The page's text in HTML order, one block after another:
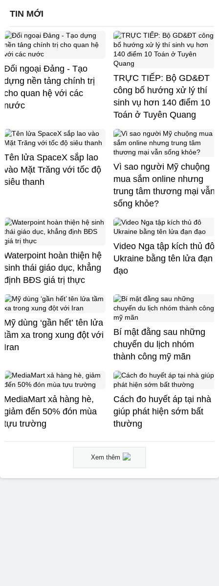
TIN MỚI
Đối ngoại Đảng - Tạo
dựng nền tảng chính trị
cho quan hệ với các
nước
TRỰC TIẾP: Bộ GD&ĐT
công bố hướng xử lý thí
sinh vụ hơn 140 điểm 10
Toán ở Tuyên Quang
Tên lửa SpaceX sắp lao
vào Mặt Trăng với tốc độ
siêu thanh
Vì sao người Mỹ chuộng
mua sắm online nhưng
trung tâm thương mại vẫn
sống khỏe?
Waterpoint hoàn thiện hệ
sinh thái giáo dục, khẳng
định BĐS giá trị thực
Video Nga tập kích thủ đô
Ukraine bằng tên lửa đạn
đạo
Mỹ dùng ‘gần hết’ tên lửa
tầm xa trong xung đột với
Iran
Bí mật đằng sau những
chuyến du lịch nhóm
thành công mỹ mãn
MediaMart xả hàng hè,
giảm đến 50% đón mùa
tựu trường
Cách đo huyết áp tại nhà
giúp phát hiện sớm bất
thường
Xem thêm